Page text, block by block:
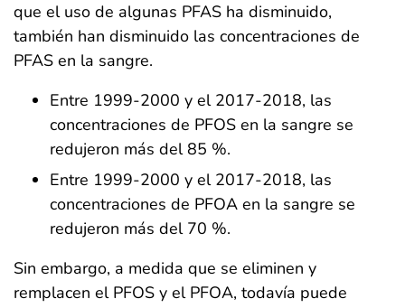
que el uso de algunas PFAS ha disminuido,
también han disminuido las concentraciones de
PFAS en la sangre.
Entre 1999-2000 y el 2017-2018, las
concentraciones de PFOS en la sangre se
redujeron más del 85 %.
Entre 1999-2000 y el 2017-2018, las
concentraciones de PFOA en la sangre se
redujeron más del 70 %.
Sin embargo, a medida que se eliminen y
remplacen el PFOS y el PFOA, todavía puede